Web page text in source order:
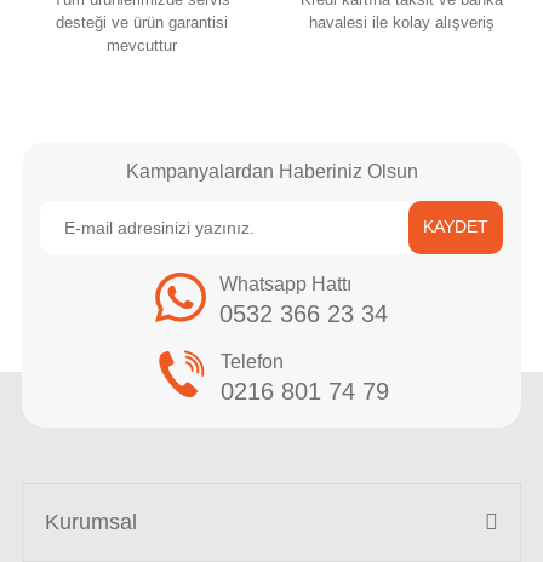
desteği ve ürün garantisi
mevcuttur
havalesi ile kolay alışveriş
Kampanyalardan Haberiniz Olsun
KAYDET
Whatsapp Hattı
0532 366 23 34
Telefon
0216 801 74 79
Kurumsal